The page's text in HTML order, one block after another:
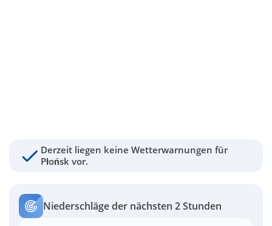
Derzeit liegen keine Wetterwarnungen für
Płońsk vor.
Niederschläge der nächsten 2 Stunden